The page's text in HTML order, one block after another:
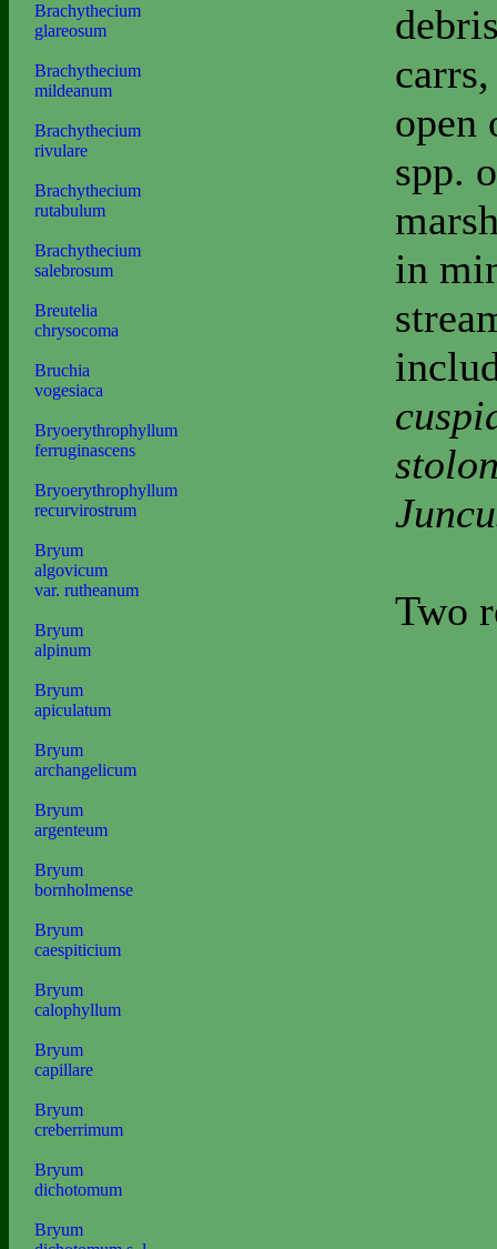
Brachythecium
glareosum
Brachythecium
mildeanum
Brachythecium
rivulare
Brachythecium
rutabulum
Brachythecium
salebrosum
Breutelia
chrysocoma
Bruchia
vogesiaca
Bryoerythrophyllum
ferruginascens
Bryoerythrophyllum
recurvirostrum
Bryum
algovicum
var. rutheanum
Bryum
alpinum
Bryum
apiculatum
Bryum
archangelicum
Bryum
argenteum
Bryum
bornholmense
Bryum
caespiticium
Bryum
calophyllum
Bryum
capillare
Bryum
creberrimum
Bryum
dichotomum
Bryum
open
spp.
in
Two